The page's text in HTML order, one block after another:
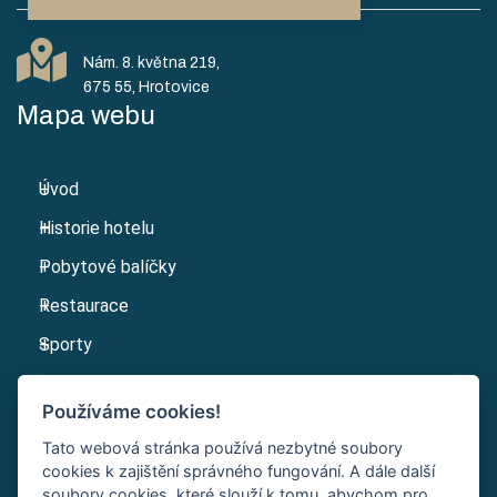
Mapa webu
Úvod
Historie hotelu
Pobytové balíčky
Restaurace
Sporty
Kontakt
Nám. 8. května 219,
Používáme cookies!
Tato webová stránka používá nezbytné soubory
cookies k zajištění správného fungování. A dále další